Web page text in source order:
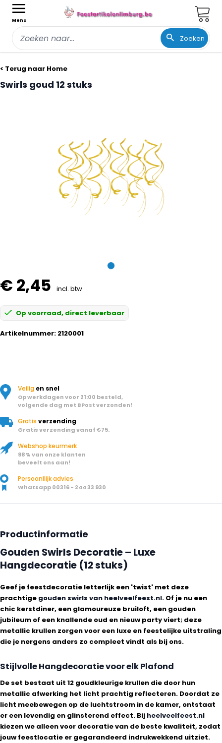
Menu
Zoeken
< Terug naar Home
Swirls goud 12 stuks
€ 2,45 incl. btw
Op voorraad, direct leverbaar
Artikelnummer: 2120001
Veilig en snel
Op werkdagen voor 21:00 besteld,
volgende dag met BPost verzonden!
Gratis verzending
Gratis verzending vanaf €75.
Webshop keurmerk
98% van onze klanten
beveelt ons aan!
Persoonllijk advies
Whatsapp 00316 - 244 33 930
Productinformatie
Gouden Swirls Decoratie – Luxe
Hangdecoratie (12 stuks)
Geef je feestdecoratie letterlijk een 'twist' met deze
prachtige gouden swirls van heelveelfeest.nl. Of je nu een
chic kerstdiner, een glamoureuze bruiloft, een gouden
jubileum of een knallende oud en nieuw party viert; deze
metallic krullen zorgen voor een luxe en feestelijke uitstraling
die je nergens anders zo compleet vindt als bij ons.
Stijlvolle Hangdecoratie voor elk Plafond
De set bestaat uit 12 goudkleurige krullen die door hun
metallic afwerking het licht prachtig reflecteren. Doordat ze
licht meebewegen op de luchtstroom in de kamer, ontstaat
er een levendig en glinsterend effect. Bij heelveelfeest.nl
kiezen we alleen voor decoratie van de beste kwaliteit, zodat
jouw feestlocatie er gegarandeerd indrukwekkend uitziet.